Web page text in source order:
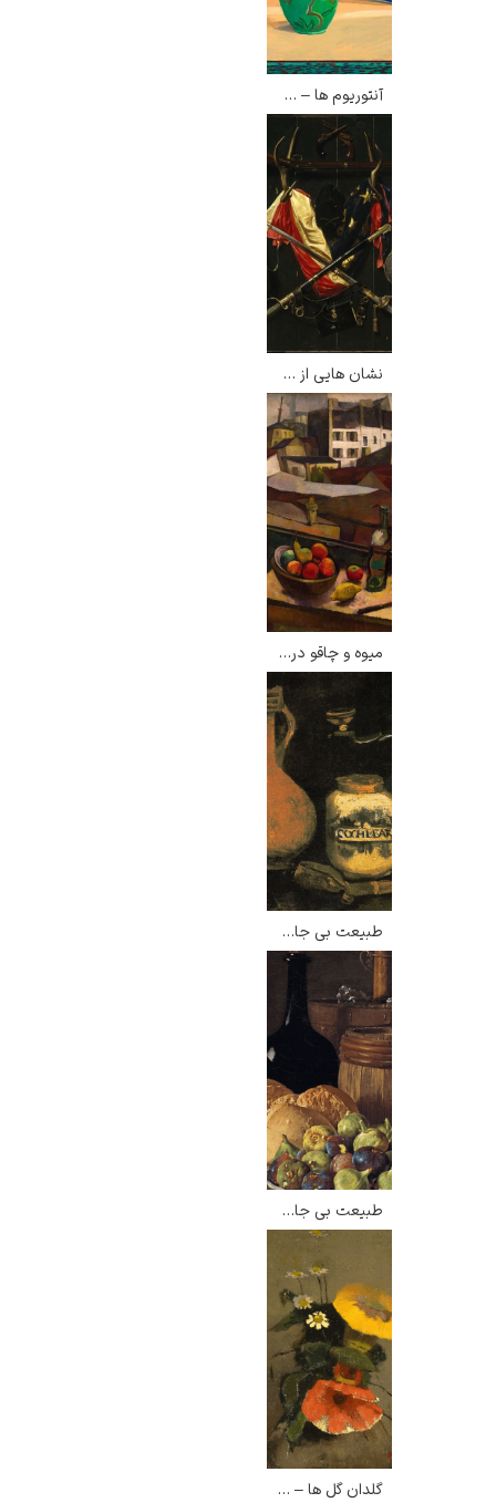
آنتوریوم ها – دیوید هاکنی
نشان هایی از جنگ داخلی – الکساندر پوپ
میوه و چاقو در مقابل پنجره – دیه گو ریورا
طبیعت بی جان با آسیای قهوه – ونسان ون گوگ
طبیعت بی جان با انجیر و نان – لوئیس ملندز
گلدان گل ها – اودیلون ردون